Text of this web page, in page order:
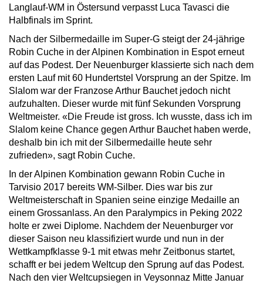
Langlauf-WM in Östersund verpasst Luca Tavasci die
Halbfinals im Sprint.
Nach der Silbermedaille im Super-G steigt der 24-jährige
Robin Cuche in der Alpinen Kombination in Espot erneut
auf das Podest. Der Neuenburger klassierte sich nach dem
ersten Lauf mit 60 Hundertstel Vorsprung an der Spitze. Im
Slalom war der Franzose Arthur Bauchet jedoch nicht
aufzuhalten. Dieser wurde mit fünf Sekunden Vorsprung
Weltmeister. «Die Freude ist gross. Ich wusste, dass ich im
Slalom keine Chance gegen Arthur Bauchet haben werde,
deshalb bin ich mit der Silbermedaille heute sehr
zufrieden», sagt Robin Cuche.
In der Alpinen Kombination gewann Robin Cuche in
Tarvisio 2017 bereits WM-Silber. Dies war bis zur
Weltmeisterschaft in Spanien seine einzige Medaille an
einem Grossanlass. An den Paralympics in Peking 2022
holte er zwei Diplome. Nachdem der Neuenburger vor
dieser Saison neu klassifiziert wurde und nun in der
Wettkampfklasse 9-1 mit etwas mehr Zeitbonus startet,
schafft er bei jedem Weltcup den Sprung auf das Podest.
Nach den vier Weltcupsiegen in Veysonnaz Mitte Januar